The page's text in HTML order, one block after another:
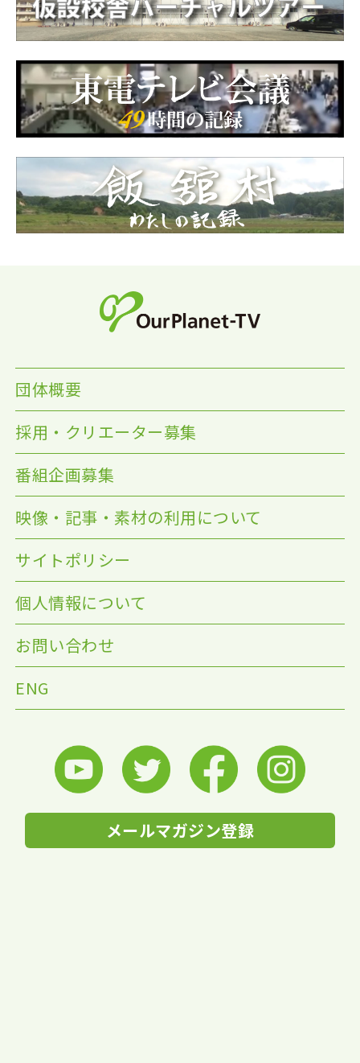
団体概要
採用・クリエーター募集
番組企画募集
映像・記事・素材の利用について
サイトポリシー
個人情報について
お問い合わせ
ENG
メールマガジン登録